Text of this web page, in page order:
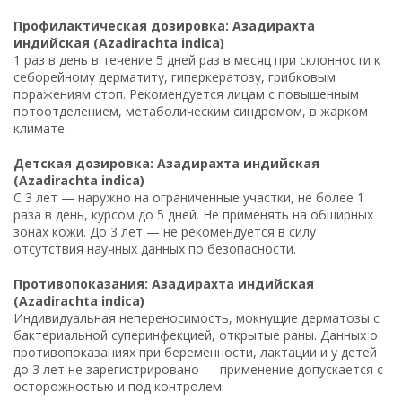
Профилактическая дозировка: Азадирахта
индийская (Azadirachta indica)
1 раз в день в течение 5 дней раз в месяц при склонности к
себорейному дерматиту, гиперкератозу, грибковым
поражениям стоп. Рекомендуется лицам с повышенным
потоотделением, метаболическим синдромом, в жарком
климате.
Детская дозировка: Азадирахта индийская
(Azadirachta indica)
С 3 лет — наружно на ограниченные участки, не более 1
раза в день, курсом до 5 дней. Не применять на обширных
зонах кожи. До 3 лет — не рекомендуется в силу
отсутствия научных данных по безопасности.
Противопоказания: Азадирахта индийская
(Azadirachta indica)
Индивидуальная непереносимость, мокнущие дерматозы с
бактериальной суперинфекцией, открытые раны. Данных о
противопоказаниях при беременности, лактации и у детей
до 3 лет не зарегистрировано — применение допускается с
осторожностью и под контролем.